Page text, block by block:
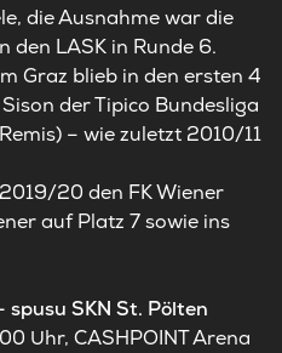
die Ausnahme war die
den LASK in Runde 6.
Graz blieb in den ersten 4
der Tipico Bundesliga
– wie zuletzt 2010/11
20 den FK Wiener
auf Platz 7 sowie ins
spusu SKN St. Pölten
Uhr, CASHPOINT Arena